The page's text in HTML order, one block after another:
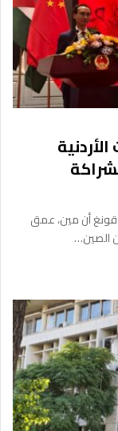
قونغ أن مين، عمق
الصين…